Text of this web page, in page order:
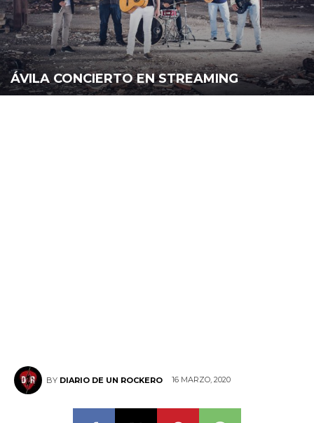
ÁVILA CONCIERTO EN STREAMING
BY DIARIO DE UN ROCKERO 16 MARZO, 2020